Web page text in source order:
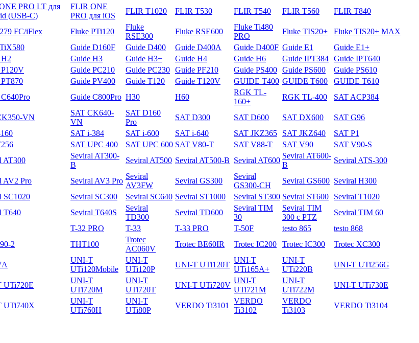
PRO LT для
(USB-C)
FLIR ONE
PRO для iOS
FLIR T1020 FLIR T530 FLIR T540 FLIR T560 FLIR T840
FC/iFlex Fluke PTi120
Fluke
RSE300
Fluke RSE600
Fluke Ti480
PRO
Fluke TIS20+
Fluke TIS20+ MAX
Guide D160F Guide D400 Guide D400A Guide D400F Guide E1
Guide E1+
Guide H3 Guide H3+ Guide H4 Guide H6 Guide IPT384 Guide IPT640
Guide PC210 Guide PC230 Guide PF210 Guide PS400 Guide PS600
Guide PS610
Guide PV400 Guide T120 Guide T120V GUIDE T400 GUIDE T600
GUIDE T610
Guide С800Pro H30 H60
RGK TL-
160+
RGK TL-400 SAT ACP384
VN
SAT CK640-
VN
SAT D160
Pro
SAT D300 SAT D600 SAT DX600
SAT G96
SAT i-384 SAT i-600 SAT i-640 SAT JKZ365 SAT JKZ640
SAT P1
SAT UPC 400 SAT UPC 600 SAT V80-T SAT V88-T SAT V90
SAT V90-S
AT300
Seviral AT300-
B
Seviral AT500 Seviral AT500-B Seviral AT600
Seviral AT600-
B
Seviral ATS-300
AV2 Pro Seviral AV3 Pro
Seviral
AV3FW
Seviral GS300
Seviral
GS300-CH
Seviral GS600 Seviral H300
SC1020 Seviral SC300 Seviral SC640 Seviral ST1000 Seviral ST300 Seviral ST600
Seviral T1020
T640 Seviral T640S
Seviral
TD300
Seviral TD600
Seviral TIM
30
Seviral TIM
300 с PTZ
Seviral TIM 60
T-32 PRO T-33 T-33 PRO T-50F testo 865
testo 868
2 THT100
Trotec
AC060V
Trotec BE60IR Trotec IC200 Trotec IC300 Trotec XC300
UNI-T
UTi120Mobile
UNI-T
UTi120P
UNI-T UTi120T
UNI-T
UTi165A+
UNI-T
UTi220B
UNI-T UTi256G
UTi720E
UNI-T
UTi720M
UNI-T
UTi720T
UNI-T UTi720V
UNI-T
UTi721M
UNI-T
UTi722M
UNI-T UTi730E
UTi740X
UNI-T
UTi760H
UNI-T
UTi80P
VERDO Ti3101
VERDO
Ti3102
VERDO
Ti3103
VERDO Ti3104